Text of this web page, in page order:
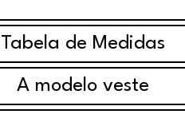
Tabela de Medidas
A modelo veste